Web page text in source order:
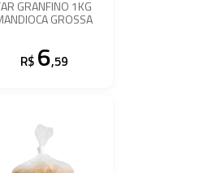
GRANFINO 1KG
GROSSA
R$ 6,59